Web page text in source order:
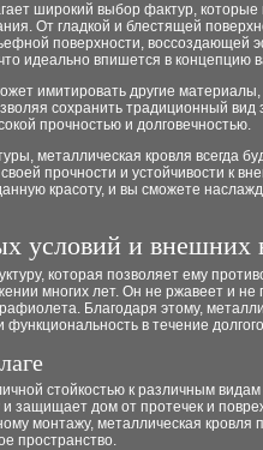
широкий выбор фактур, которые
От гладкой и блестящей
поверхности, воссоздающей
идеально впишется в концепцию
имитировать другие материалы,
сохранить традиционный вид
прочностью и долговечностью.
металлическая кровля всегда
прочности и устойчивости к
красоту, и вы сможете
условий и внешних
которая позволяет ему
многих лет. Он не ржавеет и не
Благодаря этому,
в течение
стойкостью к различным видам
и защищает дом от протечек и
монтажу, металлическая кровля
пространство.